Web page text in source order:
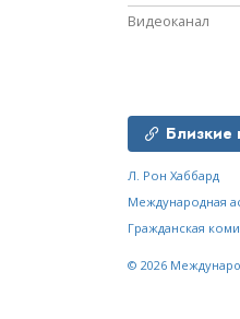
Видеоканал
Близкие
Л. Рон Хаббард
Международная
Гражданская
© 2026